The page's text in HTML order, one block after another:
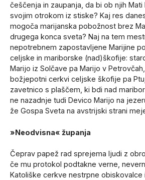
češčenja in zaupanja, da bi ob njih Mati
svojim otrokom iz stiske? Kaj res
mogoča marijanska pobožnost brez
drugega konca sveta? Naj na tem
nepotrebnem zapostavljene Marijine
celjske in mariborske (nad)škofije:
Marijo iz Solčave pa Marijo v
božjepotni cerkvi celjske škofije pa
zavetnico s plaščem, ki bdi nad
ne nazadnje tudi Devico Marijo na
že Gospa Sveta na avstrijski strani
»Neodvisna« županja
Čeprav papež rad sprejema ljudi z
če mu protokol podtakne verne,
Katoliške cerkve nestrpne obiskovalce